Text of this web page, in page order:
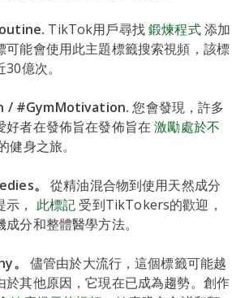
TikTok用戶尋找鍛煉程式添加
可能會使用此主題標籤搜索視頻，該標
億次。
/ #GymMotivation. 您會發現，許多
好者在發佈旨在發佈旨在激勵處於不
健身之旅。
。
從精油混合物到使用天然成分
， 此標記 受到TikTokers的歡迎，
分和整體醫學方法。
。
儘管由於大流行，這個標籤可能越
於其他原因，它現在已成為趨勢。創作